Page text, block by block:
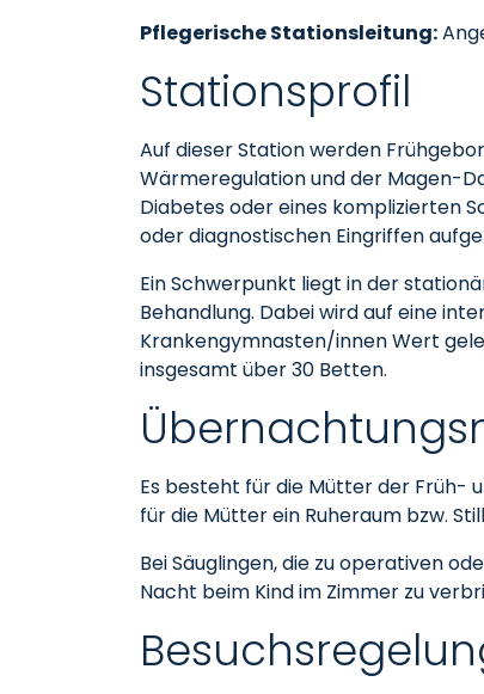
Pflegerische Stationsleitung:
Stationsprofil
Auf dieser Station werden
Wärmeregulation und der Magen-
Diabetes oder eines komplizierten
oder diagnostischen Eingriffen
Ein Schwerpunkt liegt in der
Behandlung. Dabei wird auf eine
Krankengymnasten/innen Wert
insgesamt über 30 Betten.
Es besteht für die Mütter der Früh-
für die Mütter ein Ruheraum bzw.
Bei Säuglingen, die zu operativen
Nacht beim Kind im Zimmer zu